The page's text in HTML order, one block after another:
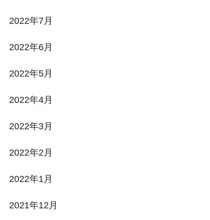
2022年7月
2022年6月
2022年5月
2022年4月
2022年3月
2022年2月
2022年1月
2021年12月